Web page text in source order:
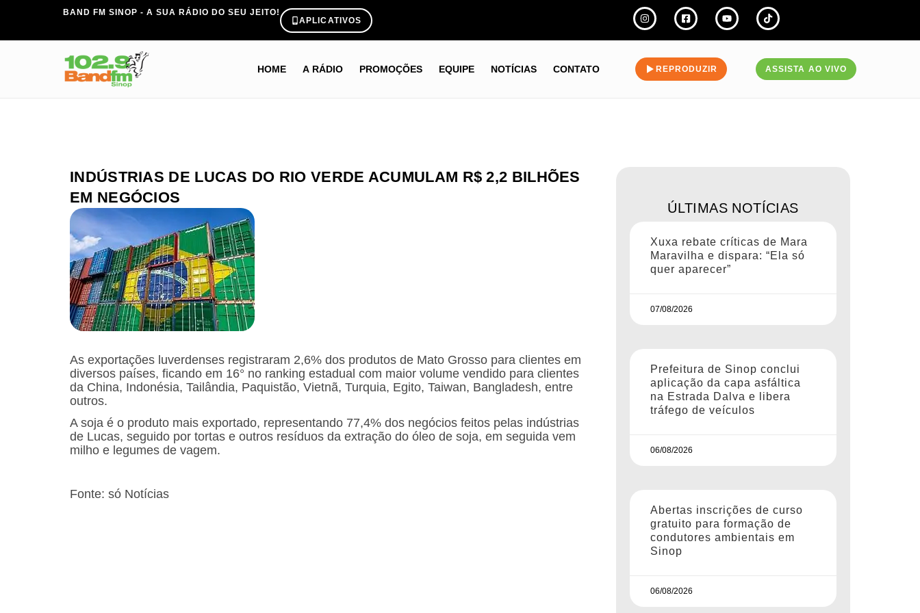
BAND FM SINOP - A SUA RÁDIO DO SEU JEITO!
APLICATIVOS
HOME A RÁDIO PROMOÇÕES EQUIPE NOTÍCIAS CONTATO REPRODUZIR ASSISTA AO VIVO
INDÚSTRIAS DE LUCAS DO RIO VERDE ACUMULAM R$ 2,2 BILHÕES
EM NEGÓCIOS
As exportações luverdenses registraram 2,6% dos produtos de Mato Grosso para clientes em
diversos países, ficando em 16° no ranking estadual com maior volume vendido para clientes
da China, Indonésia, Tailândia, Paquistão, Vietnã, Turquia, Egito, Taiwan, Bangladesh, entre
outros.
A soja é o produto mais exportado, representando 77,4% dos negócios feitos pelas indústrias
de Lucas, seguido por tortas e outros resíduos da extração do óleo de soja, em seguida vem
milho e legumes de vagem.
Fonte: só Notícias
ÚLTIMAS NOTÍCIAS
Xuxa rebate críticas de Mara
Maravilha e dispara: “Ela só
quer aparecer”
07/08/2026
Prefeitura de Sinop conclui
aplicação da capa asfáltica
na Estrada Dalva e libera
tráfego de veículos
06/08/2026
Abertas inscrições de curso
gratuito para formação de
condutores ambientais em
Sinop
06/08/2026